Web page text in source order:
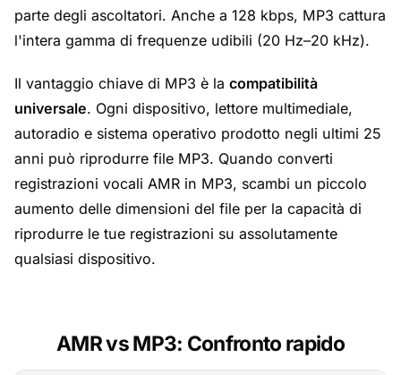
parte degli ascoltatori. Anche a 128 kbps, MP3 cattura
l'intera gamma di frequenze udibili (20 Hz–20 kHz).
Il vantaggio chiave di MP3 è la compatibilità
universale. Ogni dispositivo, lettore multimediale,
autoradio e sistema operativo prodotto negli ultimi 25
anni può riprodurre file MP3. Quando converti
registrazioni vocali AMR in MP3, scambi un piccolo
aumento delle dimensioni del file per la capacità di
riprodurre le tue registrazioni su assolutamente
qualsiasi dispositivo.
AMR vs MP3: Confronto rapido